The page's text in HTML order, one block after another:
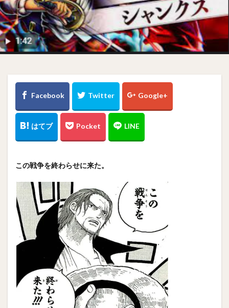
この戦争を終わらせに来た。